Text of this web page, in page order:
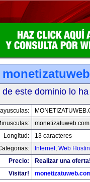
de este dominio lo
monetizatuweb.com
Longitud:
13 caracteres
Internet, Web
Precio:
Realizar una
Visitar!